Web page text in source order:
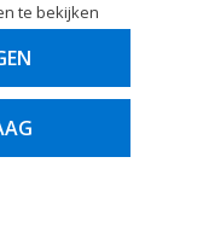
te bekijken